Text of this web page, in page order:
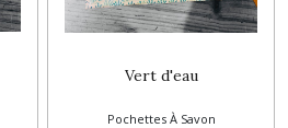
Vert d'eau
Pochettes À Savon